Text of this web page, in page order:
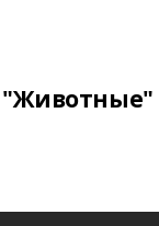
"Животные"